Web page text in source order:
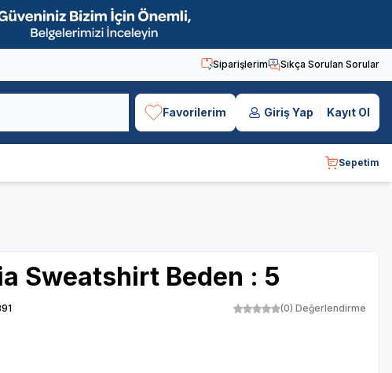
Siparişlerim Sıkça Sorulan Sorular
Favorilerim Giriş Yap Kayıt Ol
Sepetim
Sweatshirt Beden : 5
(0) Değerlendirme